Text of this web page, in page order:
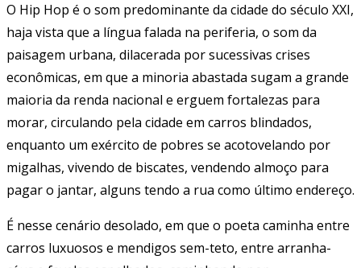
O Hip Hop é o som predominante da cidade do século XXI,
haja vista que a língua falada na periferia, o som da
paisagem urbana, dilacerada por sucessivas crises
econômicas, em que a minoria abastada sugam a grande
maioria da renda nacional e erguem fortalezas para
morar, circulando pela cidade em carros blindados,
enquanto um exército de pobres se acotovelando por
migalhas, vivendo de biscates, vendendo almoço para
pagar o jantar, alguns tendo a rua como último endereço.
É nesse cenário desolado, em que o poeta caminha entre
carros luxuosos e mendigos sem-teto, entre arranha-